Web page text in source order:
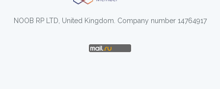
NOOB RP LTD, United Kingdom. Company number 14764917